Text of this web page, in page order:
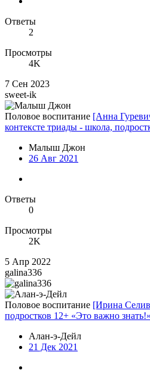
Ответы
2
Просмотры
4K
7 Сен 2023
sweet-ik
Половое воспитание [Анна
контексте триады - школа,
Малыш Джон
26 Авг 2021
Ответы
0
Просмотры
2K
5 Апр 2022
galina336
Половое воспитание [Ирина
подростков 12+ «Это важно
Алан-э-Дейл
21 Дек 2021